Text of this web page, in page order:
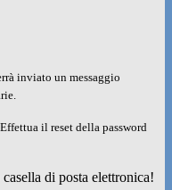
inviato un messaggio
il reset della password
di posta elettronica!